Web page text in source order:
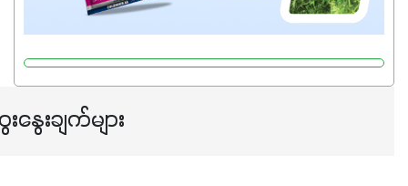
နွေးချက်များ